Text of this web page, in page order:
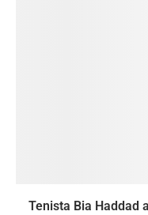
Tenista Bia Haddad